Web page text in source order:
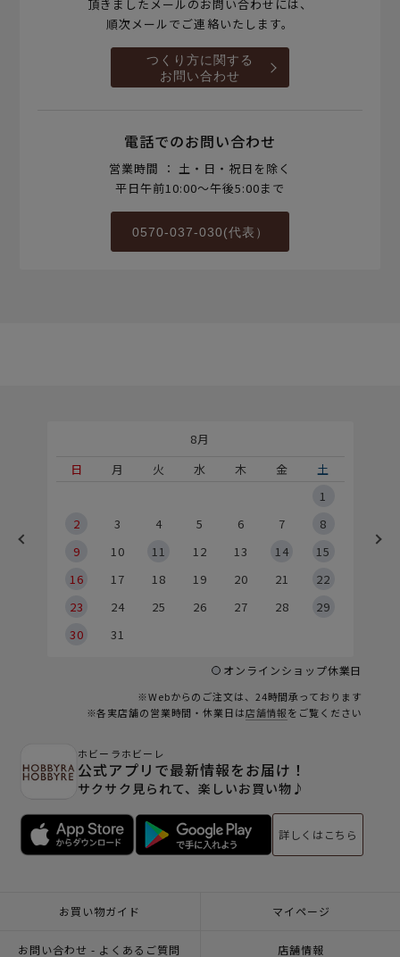
頂きましたメールのお問い合わせには、
順次メールでご連絡いたします。
つくり方に関する
お問い合わせ
電話でのお問い合わせ
営業時間 ： 土・日・祝日を除く
平日午前10:00～午後5:00まで
0570-037-030(代表）
8月
日
月 火 水 木 金
土
1
2
3 4 5 6 7
8
9
10 11 12 13 14
15
16
17 18 19 20 21
22
23
24 25 26 27 28
29
30
31
オンラインショップ休業日
※Webからのご注文は、24時間承っております
※各実店舗の営業時間・休業日は店舗情報をご覧ください
ホビーラホビーレ
公式アプリで最新情報をお届け！
サクサク見られて、楽しいお買い物♪
詳しくはこちら
お買い物ガイド マイページ
お問い合わせ - よくあるご質問 店舗情報